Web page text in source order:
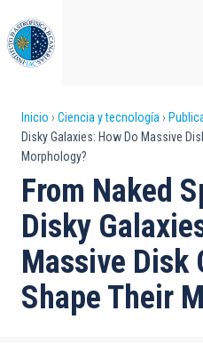
al
contenido
principal
Sobrescribir
enlaces
de
ayuda
a
la
navegación
Inicio Ciencia y tecnología
Disky Galaxies: How Do Massive
Morphology?
From Naked
Disky
Massive Disk
Shape Their